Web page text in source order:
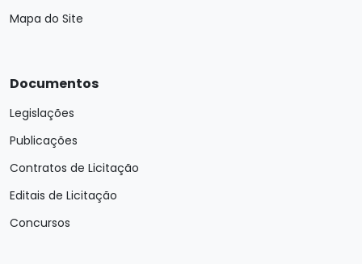
Mapa do Site
Documentos
Legislações
Publicações
Contratos de Licitação
Editais de Licitação
Concursos